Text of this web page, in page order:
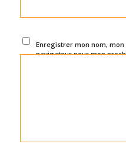
Enregistrer mon nom,
navigateur pour mon